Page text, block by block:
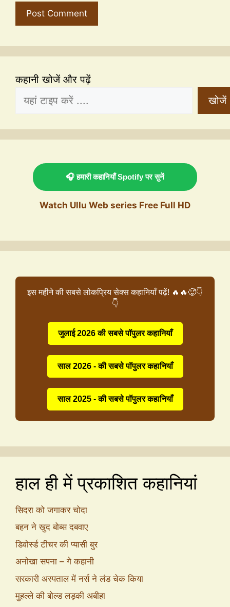
कहानी खोजें और पढ़ें
खोजें
🎧 हमारी कहानियाँ Spotify पर सुनें
Watch Ullu Web series Free Full HD
इस महीने की सबसे लोकप्रिय सेक्स कहानियाँ पढ़ें! 🔥🔥🥵👇
👇
जुलाई 2026 की सबसे पॉपुलर कहानियाँ
साल 2026 - की सबसे पॉपुलर कहानियाँ
साल 2025 - की सबसे पॉपुलर कहानियाँ
हाल ही में प्रकाशित कहानियां
सिदरा को जगाकर चोदा
बहन ने खुद बोब्स दबवाए
डिवोर्स्ड टीचर की प्यासी बुर
अनोखा सपना – गे कहानी
सरकारी अस्पताल में नर्स ने लंड चेक किया
मुहल्ले की बोल्ड लड़की अबीहा